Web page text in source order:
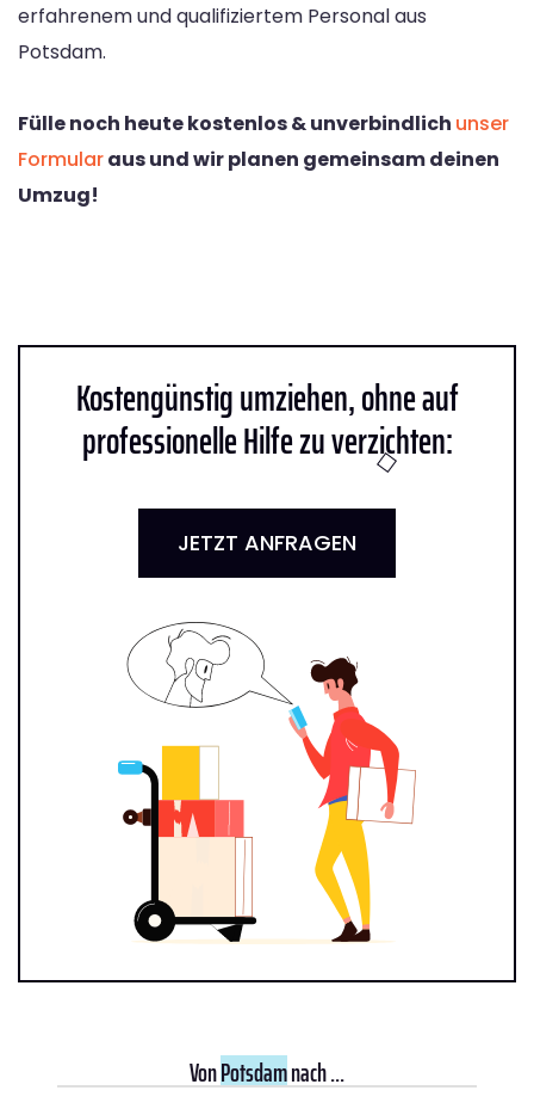
erfahrenem und qualifiziertem Personal aus
Potsdam.
Fülle noch heute kostenlos & unverbindlich unser
Formularaus und wir planen gemeinsam deinen
Umzug!
Kostengünstig umziehen, ohne auf
professionelle Hilfe zu verzichten:
JETZT ANFRAGEN
VonPotsdamnach ...